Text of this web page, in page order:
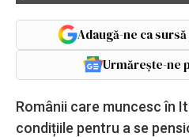
Adaugă-ne ca
Urmărește-ne
Românii care muncesc în
condițiile pentru a se